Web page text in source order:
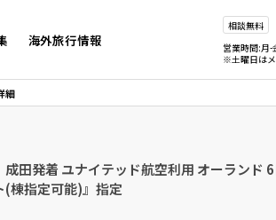
海外旅行情報
相談無料
営業時間:月-
※土曜日は
細
田発着 ユナイテッド航空利用 オーランド 6
(棟指定可能)』指定